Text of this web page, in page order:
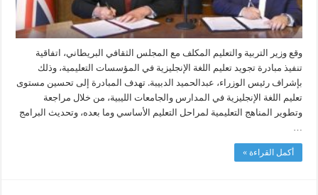
وقع وزير التربية والتعليم المكلف مع المجلس الثقافي البريطاني، اتفاقية
تنفيذ مبادرة تجويد تعليم اللغة الإنجليزية في المؤسسات التعليمية، وذلك
بإشراف رئيس الوزراء، عبدالحميد الدبيبة. تهدف المبادرة إلى تحسين مستوى
تعليم اللغة الإنجليزية في المدارس والجامعات الليبية، من خلال مراجعة
وتطوير المناهج التعليمية لمراحل التعليم الأساسي وما بعده، وتحديث البرامج
أكمل القراءة »